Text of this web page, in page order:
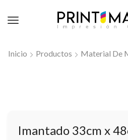
Inicio Productos Material De
Imantado 33cm x